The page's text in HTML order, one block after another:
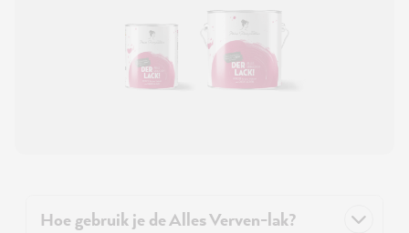
Hoe gebruik je de Alles Verven-lak?